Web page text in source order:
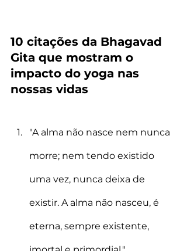
10 citações da Bhagavad
Gita que mostram o
impacto do yoga nas
nossas vidas
"A alma não nasce nem nunca
morre; nem tendo existido
uma vez, nunca deixa de
existir. A alma não nasceu, é
eterna, sempre existente,